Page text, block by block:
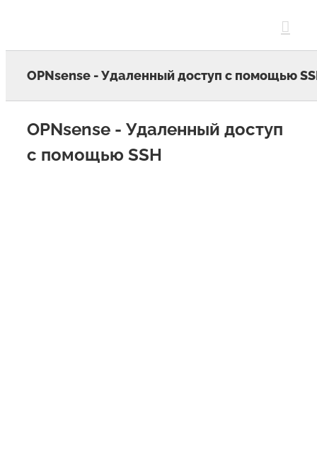
OPNsense - Удаленный доступ с помощью
OPNsense - Удаленный доступ
с помощью SSH